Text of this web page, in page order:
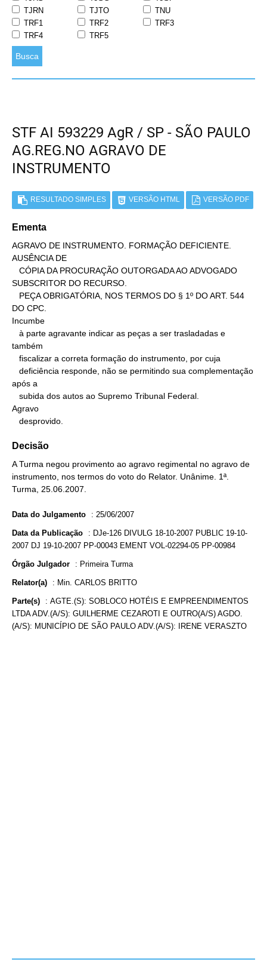
TJRN
TJTO
TNU
TRF1
TRF2
TRF3
TRF4
TRF5
Busca
STF AI 593229 AgR / SP - SÃO PAULO
AG.REG.NO AGRAVO DE
INSTRUMENTO
RESULTADO SIMPLES VERSÃO HTML VERSÃO PDF
Ementa
AGRAVO DE INSTRUMENTO. FORMAÇÃO DEFICIENTE.
AUSÊNCIA DE
SUBSCRITOR DO RECURSO.
DO CPC.
Incumbe
também
após a
Agravo
   desprovido.
Decisão
A Turma negou provimento ao agravo regimental no agravo de
instrumento, nos termos do voto do Relator. Unânime. 1ª.
Turma, 25.06.2007.
Data do Julgamento : 25/06/2007
Data da Publicação : DJe-126 DIVULG 18-10-2007 PUBLIC 19-10-
2007 DJ 19-10-2007 PP-00043 EMENT VOL-02294-05 PP-00984
Órgão Julgador : Primeira Turma
Relator(a) : Min. CARLOS BRITTO
Parte(s) : AGTE.(S): SOBLOCO HOTÉIS E EMPREENDIMENTOS
LTDA ADV.(A/S): GUILHERME CEZAROTI E OUTRO(A/S) AGDO.
(A/S): MUNICÍPIO DE SÃO PAULO ADV.(A/S): IRENE VERASZTO